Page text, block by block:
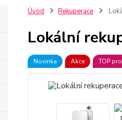
Úvod Rekuperace
Lokální
Novinka Akce TOP